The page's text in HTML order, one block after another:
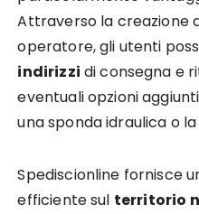
Attraverso la creazione
operatore, gli utenti
indirizzi di consegna e
eventuali opzioni
una sponda idraulica o
Spediscionline fornisce
efficiente sul territorio